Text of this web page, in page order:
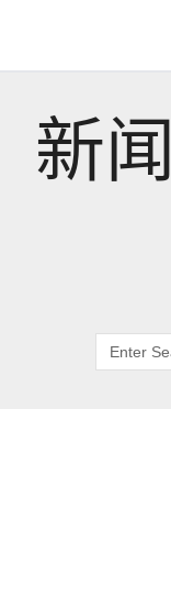
新